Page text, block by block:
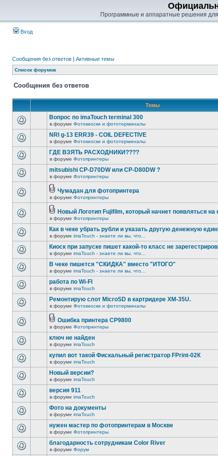
Программные и аппаратные решения
Вход
Сообщения без ответов | Активные темы
Список форумов
Сообщения без ответов
Темы
Вопрос по imaTouch terminal 300
в форуме Фотокиоски и фототерминалы
NRI g-13 ERR39 - COIL DEFECTIVE
в форуме Фотокиоски и фототерминалы
ГДЕ ВЗЯТЬ РАСХОДНИКИ????
в форуме Фотопринтеры
mitsubishi CP-D70DW или CP-D80DW ?
в форуме Фотопринтеры
Чумадан для фотопринтера
в форуме Фотопринтеры
Новый Логотип Fujifilm, который начнет появляться на
в форуме Фотопринтеры
Как в чеке убрать рубли и указать другую денежную
в форуме imaTouch - знаете ли вы, что...
Киоск при запуске пишет какой-то класс не
в форуме imaTouch - знаете ли вы, что...
В чеке пишется "СКИДКА" вместо "ИТОГО"
в форуме imaTouch - знаете ли вы, что...
работа по Wi-FI
в форуме imaTouch
Ремонтирую слот MicroSD в картридере XM-35U.
в форуме Фотокиоски и фототерминалы
Ошибка принтера CP9800
в форуме Фотопринтеры
ключ не найден
в форуме imaTouch
купил вот такой Фискальный регистратор FPrint-02К
в форуме imaTouch
Новый версии?
в форуме imaTouch
версия 911
в форуме imaTouch
Фото на документы
в форуме imaTouch
нужен мастер по фотопринтерам в Москве
в форуме Фотопринтеры
благодарность сотрудникам Color River
в форуме Форум